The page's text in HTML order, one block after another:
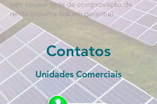
sem necessidade de comprovação de
renda (sistema fica em garantia).
Contatos
Unidades Comerciais